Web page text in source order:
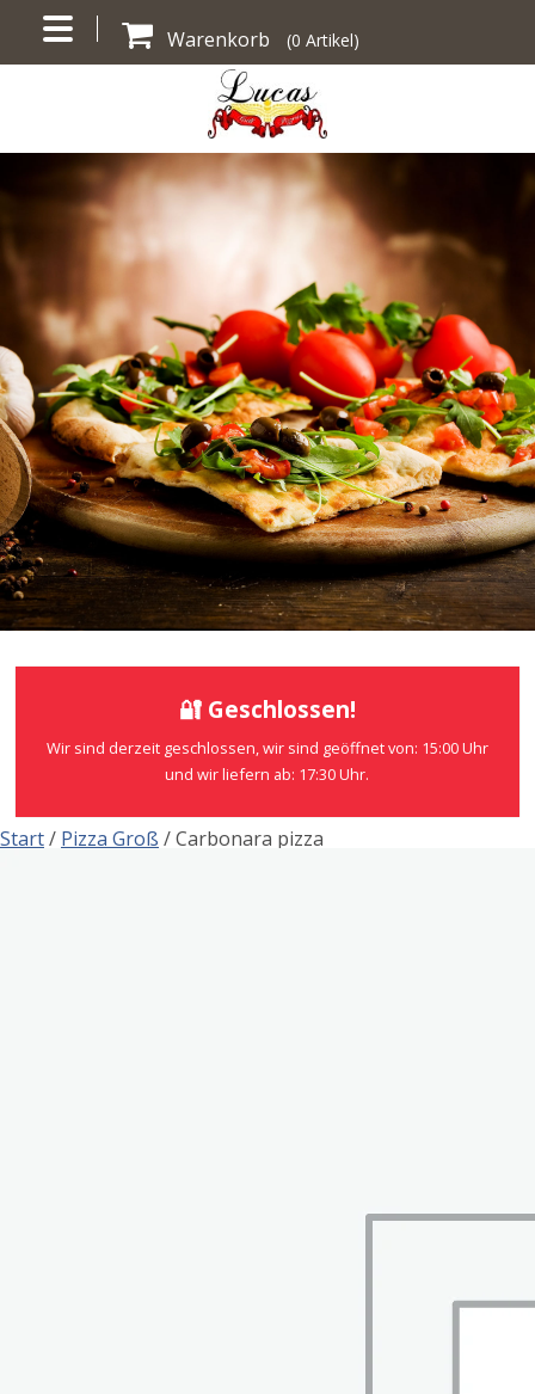
Warenkorb (0 Artikel)
🔐 Geschlossen!
Wir sind derzeit geschlossen, wir sind geöffnet von: 15:00 Uhr
und wir liefern ab: 17:30 Uhr.
Start/ Pizza Groß / Carbonara pizza